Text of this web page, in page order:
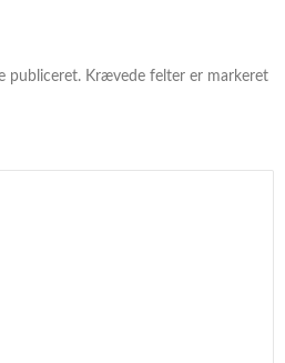
publiceret. Krævede felter er markeret